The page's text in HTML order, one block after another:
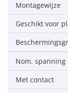
Montagewijze
Nom. spanning
Met contact